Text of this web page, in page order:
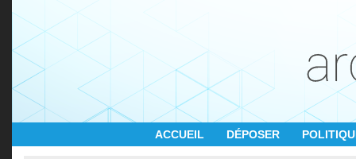
ACCUEIL DÉPOSER